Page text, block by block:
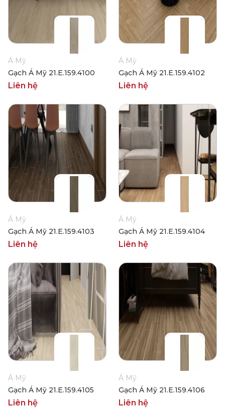
Á Mỹ
Gạch Á Mỹ 21.E.159.4100
Liên hệ
Á Mỹ
Gạch Á Mỹ 21.E.159.4102
Liên hệ
Á Mỹ
Gạch Á Mỹ 21.E.159.4103
Liên hệ
Á Mỹ
Gạch Á Mỹ 21.E.159.4104
Liên hệ
Á Mỹ
Gạch Á Mỹ 21.E.159.4105
Liên hệ
Á Mỹ
Gạch Á Mỹ 21.E.159.4106
Liên hệ